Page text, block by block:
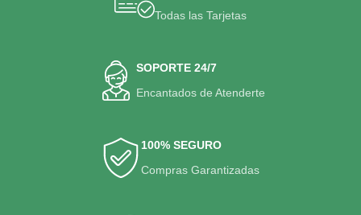
Todas las Tarjetas
SOPORTE 24/7
Encantados de Atenderte
100% SEGURO
Compras Garantizadas